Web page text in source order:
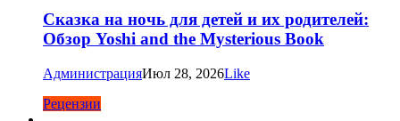
Сказка на ночь для детей и их родителей:
Обзор Yoshi and the Mysterious Book
АдминистрацияИюл 28, 2026Like
Рецензии